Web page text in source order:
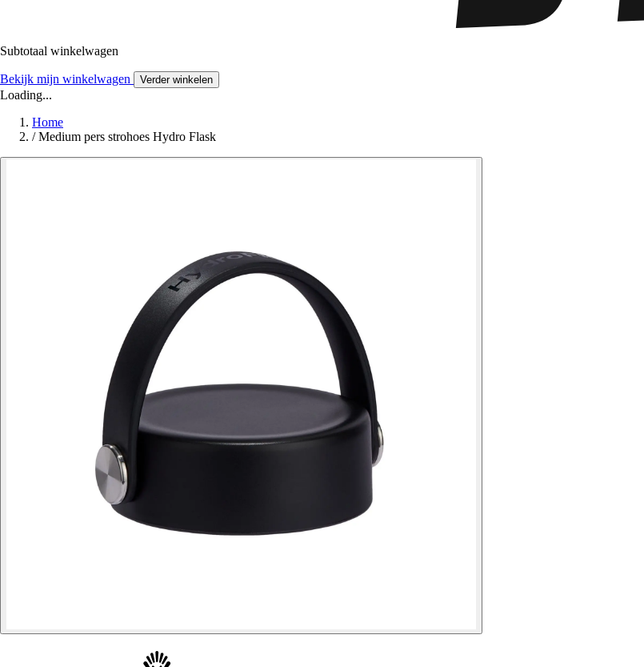
Subtotaal winkelwagen
Bekijk mijn winkelwagen Verder winkelen
Loading...
Home
/ Medium pers strohoes Hydro Flask